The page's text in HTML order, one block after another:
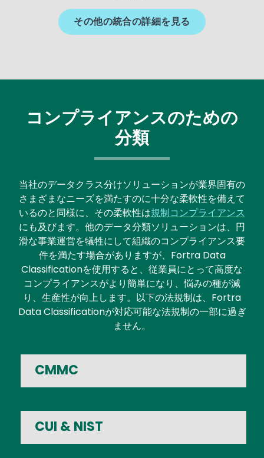
その他の統合の詳細を見る
コンプライアンスのための
分類
当社のデータクラス分けソリューションが業界固有の
さまざまなニーズを満たすのに十分な柔軟性を備えて
いるのと同様に、その柔軟性は規制コンプライアンス
にも及びます。他のデータ分類ソリューションは、円
滑な事業運営を犠牲にして組織のコンプライアンス要
件を満たす場合がありますが、Fortra Data
Classificationを使用すると、従業員にとって高度な
コンプライアンスがより簡単になり、悩みの種が減
り、生産性が向上します。以下の法規制は、Fortra
Data Classificationが対応可能な法規制の一部に過ぎ
ません。
CMMC
CUI & NIST